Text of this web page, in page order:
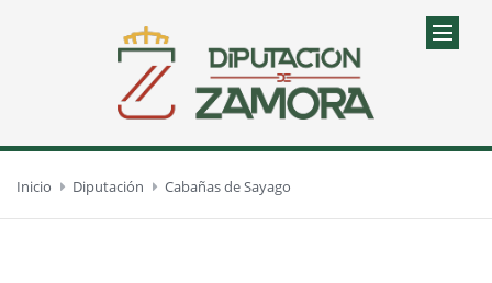
Inicio Diputación Cabañas de Sayago